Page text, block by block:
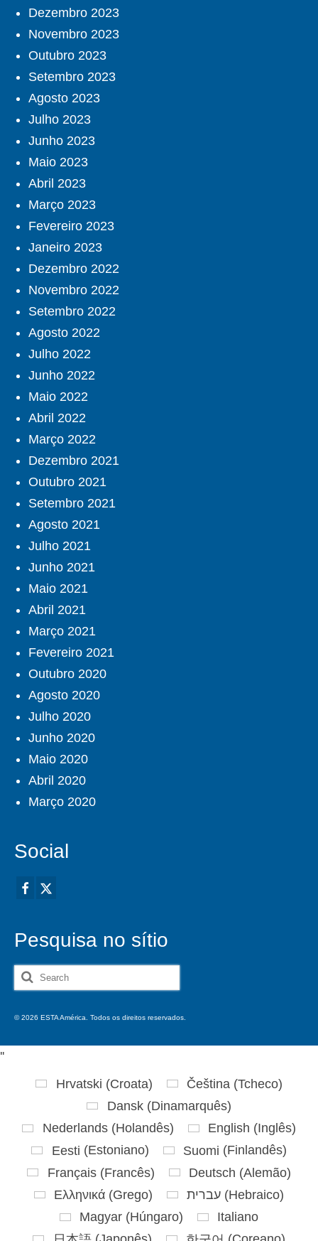
Dezembro 2023
Novembro 2023
Outubro 2023
Setembro 2023
Agosto 2023
Julho 2023
Junho 2023
Maio 2023
Abril 2023
Março 2023
Fevereiro 2023
Janeiro 2023
Dezembro 2022
Novembro 2022
Setembro 2022
Agosto 2022
Julho 2022
Junho 2022
Maio 2022
Abril 2022
Março 2022
Dezembro 2021
Outubro 2021
Setembro 2021
Agosto 2021
Julho 2021
Junho 2021
Maio 2021
Abril 2021
Março 2021
Fevereiro 2021
Outubro 2020
Agosto 2020
Julho 2020
Junho 2020
Maio 2020
Abril 2020
Março 2020
Social
Pesquisa no sítio
Search
for:
© 2026 ESTA América. Todos os direitos reservados.
''
Hrvatski (Croata) Čeština (Tcheco)
Dansk(Dinamarquês)
Nederlands(Holandês) English (Inglês)
Eesti (Estoniano) Suomi (Finlandês)
Français(Francês) Deutsch (Alemão)
Ελληνικά (Grego) עברית (Hebraico)
Magyar (Húngaro)
Italiano